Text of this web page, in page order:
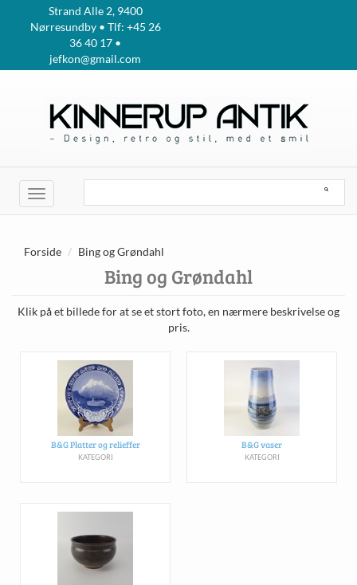
Strand Alle 2, 9400
Nørresundby • Tlf: +45 26
36 40 17 •
jefkon@gmail.com
Toggle
navigation
Forside Bing og Grøndahl
Bing og Grøndahl
Klik på et billede for at se et stort foto, en nærmere beskrivelse og
pris.
B&G Platter og relieffer
KATEGORI
B&G vaser
KATEGORI